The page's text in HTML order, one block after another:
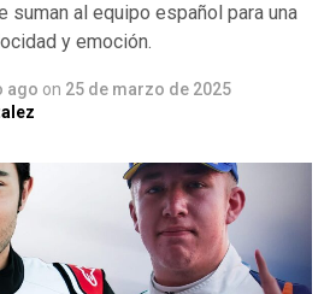
suman al equipo español para una
y emoción.
ago on 25 de marzo de 2025